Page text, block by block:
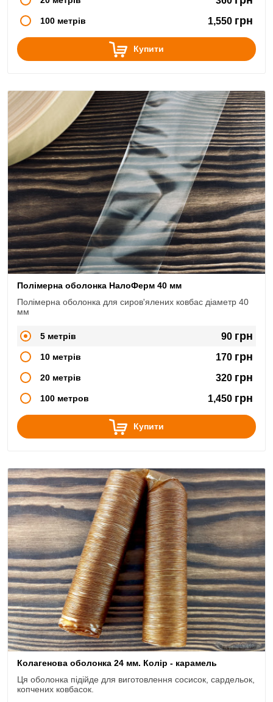
100 метрів 1,550 грн
Купити
Полімерна оболонка НалоФерм 40 мм
Полімерна оболонка для сиров'ялених ковбас діаметр 40
мм
5 метрів 90 грн
10 метрів 170 грн
20 метрів 320 грн
100 метров 1,450 грн
Купити
Колагенова оболонка 24 мм. Колір - карамель
Ця оболонка підійде для виготовлення сосисок, сардельок,
копчених ковбасок.